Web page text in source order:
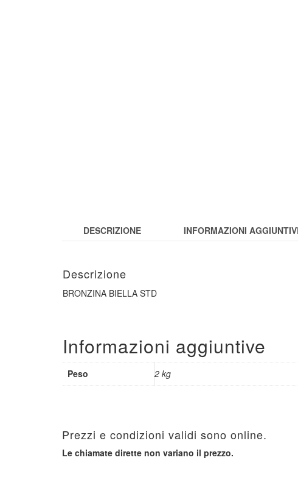
DESCRIZIONE INFORMAZIONI
Descrizione
BRONZINA BIELLA STD
Informazioni aggiuntive
Peso 2 kg
Prezzi e condizioni validi sono online.
Le chiamate dirette non variano il prezzo.